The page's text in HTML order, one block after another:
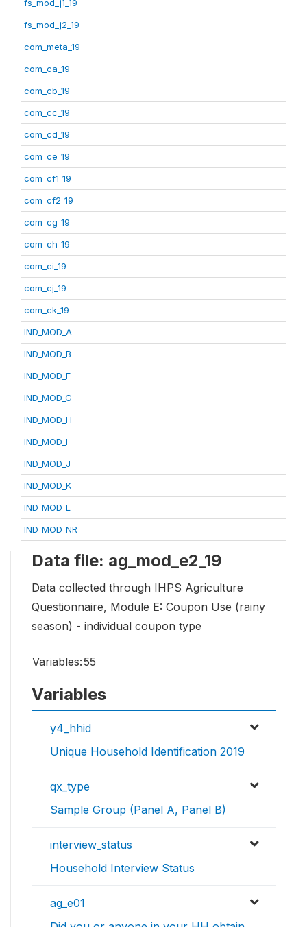
fs_mod_j1_19
fs_mod_j2_19
com_meta_19
com_ca_19
com_cb_19
com_cc_19
com_cd_19
com_ce_19
com_cf1_19
com_cf2_19
com_cg_19
com_ch_19
com_ci_19
com_cj_19
com_ck_19
IND_MOD_A
IND_MOD_B
IND_MOD_F
IND_MOD_G
IND_MOD_H
IND_MOD_I
IND_MOD_J
IND_MOD_K
IND_MOD_L
IND_MOD_NR
Data file: ag_mod_e2_19
Data collected through IHPS Agriculture
Questionnaire, Module E: Coupon Use (rainy
season) - individual coupon type
Variables:55
Variables
y4_hhid
Unique Household Identification 2019
qx_type
Sample Group (Panel A, Panel B)
interview_status
Household Interview Status
ag_e01